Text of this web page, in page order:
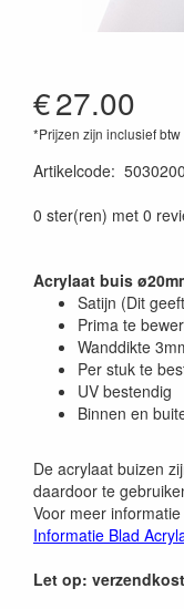
€27.00
*Prijzen zijn inclusief btw
Artikelcode:
0 ster(ren) met 0
Acrylaat buis
Satijn (Dit
Prima te
Wanddikte
Per stuk te
UV bestendig
Binnen en
De acrylaat buizen
daardoor te
Voor meer
Informatie Blad
Let op: